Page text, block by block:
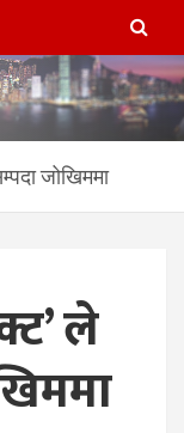
जोखिममा
ले